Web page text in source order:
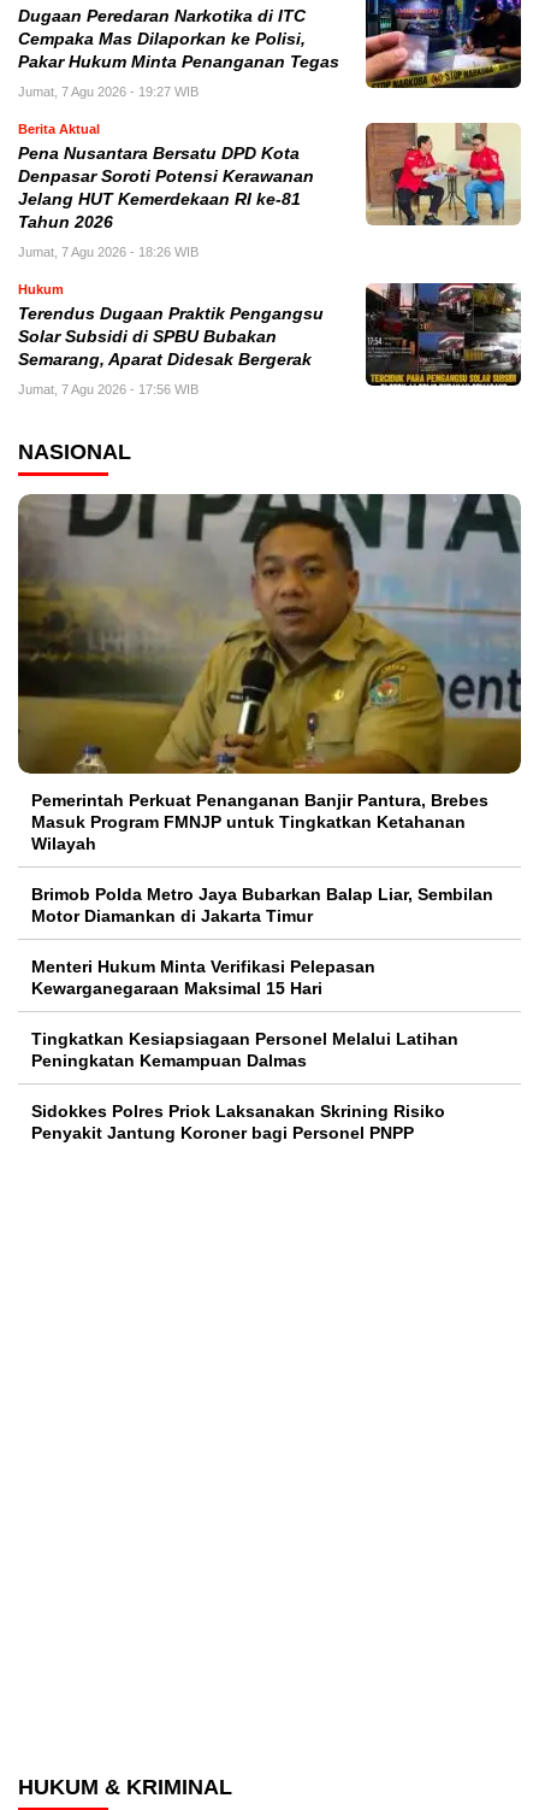
Dugaan Peredaran Narkotika di ITC
Cempaka Mas Dilaporkan ke Polisi,
Pakar Hukum Minta Penanganan Tegas
Jumat, 7 Agu 2026 - 19:27 WIB
Berita Aktual
Pena Nusantara Bersatu DPD Kota
Denpasar Soroti Potensi Kerawanan
Jelang HUT Kemerdekaan RI ke-81
Tahun 2026
Jumat, 7 Agu 2026 - 18:26 WIB
Hukum
Terendus Dugaan Praktik Pengangsu
Solar Subsidi di SPBU Bubakan
Semarang, Aparat Didesak Bergerak
Jumat, 7 Agu 2026 - 17:56 WIB
NASIONAL
Pemerintah Perkuat Penanganan Banjir Pantura, Brebes
Masuk Program FMNJP untuk Tingkatkan Ketahanan
Wilayah
Brimob Polda Metro Jaya Bubarkan Balap Liar, Sembilan
Motor Diamankan di Jakarta Timur
Menteri Hukum Minta Verifikasi Pelepasan
Kewarganegaraan Maksimal 15 Hari
Tingkatkan Kesiapsiagaan Personel Melalui Latihan
Peningkatan Kemampuan Dalmas
Sidokkes Polres Priok Laksanakan Skrining Risiko
Penyakit Jantung Koroner bagi Personel PNPP
HUKUM & KRIMINAL